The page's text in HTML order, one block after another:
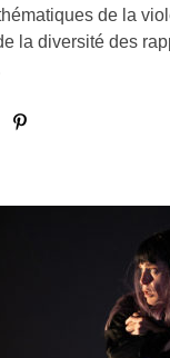
de la
la diversité des